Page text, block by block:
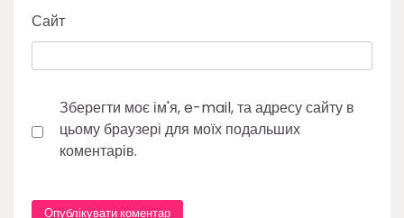
Сайт
Зберегти моє ім'я, e-mail, та адресу сайту в
цьому браузері для моїх подальших
коментарів.